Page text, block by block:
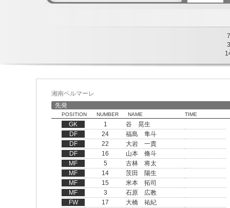
7
3
湘南ベルマーレ
先発
POSITION NUMBER NAME TIME
GK 1
谷 晃生
DF
24
福島 隼斗
DF
22
大岩 一貴
DF
16
山本 脩斗
MF
5
古林 将太
MF
14
茨田 陽生
MF
15
米本 拓司
MF
3
石原 広教
FW
17
大橋 祐紀